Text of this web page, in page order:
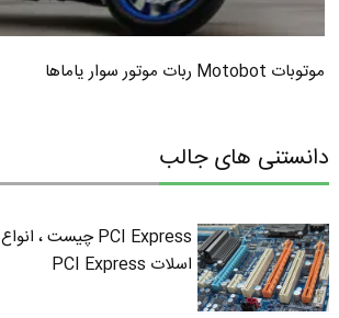
موتوبات Motobot ربات موتور سوار یاماها
دانستنی های جالب
PCI Express چیست ، انواع
اسلات PCI Express